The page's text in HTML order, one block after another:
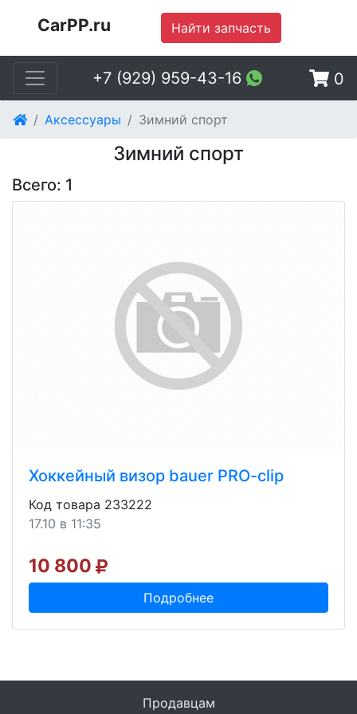
CarPP.ru Найти запчасть
+7 (929) 959-43-16 0
Аксессуары Зимний спорт
Зимний спорт
Всего: 1
Хоккейный визор bauer PRO-clip
Код товара 233222
17.10 в 11:35
10 800
Подробнее
Продавцам